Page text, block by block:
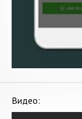
Видео: